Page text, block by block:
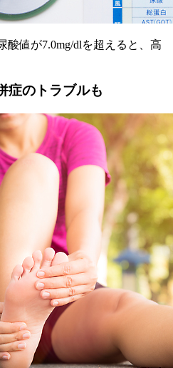
酸値が7.0mg/dlを超えると、高
症のトラブルも